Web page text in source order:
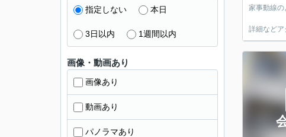
家事動線の
詳細などア
指定しない 本日
3日以内 1週間以内
画像・動画あり
画像あり
動画あり
パノラマあり